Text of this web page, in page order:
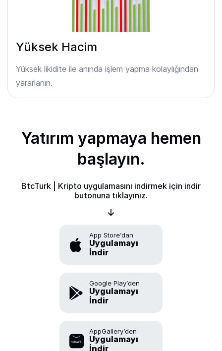
Yüksek Hacim
Yüksek likidite ile anında işlem yapma kolaylığından
yararlanın.
Yatırım yapmaya hemen
başlayın.
BtcTurk | Kripto uygulamasını indirmek için indir
butonuna tıklayınız.
App Store’dan
Uygulamayı
İndir
Google Play’den
Uygulamayı
İndir
AppGallery’den
Uygulamayı
İndir